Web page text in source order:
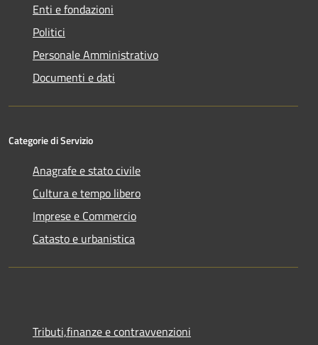
Enti e fondazioni
Politici
Personale Amministrativo
Documenti e dati
Categorie di Servizio
Anagrafe e stato civile
Cultura e tempo libero
Imprese e Commercio
Catasto e urbanistica
Tributi,finanze e contravvenzioni